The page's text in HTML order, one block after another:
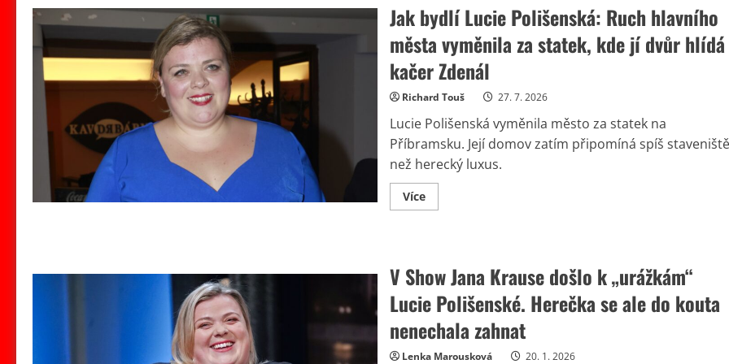
Jak bydlí Lucie Polišenská: Ruch hlavního
města vyměnila za statek, kde jí dvůr hlídá
kačer Zdenál
Richard Touš 27. 7. 2026
Lucie Polišenská vyměnila město za statek na
Příbramsku. Její domov zatím připomíná spíš staveniště
než herecký luxus.
VíceRead
more
Ruch
hlavního
města
vyměnila
statek,
kde
jí
V Show Jana Krause došlo k „urážkám“
Lucie Polišenské. Herečka se ale do kouta
nenechala zahnat
Lenka Marousková 20. 1. 2026